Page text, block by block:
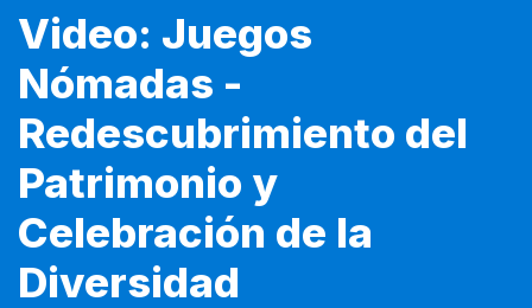
Video: Juegos
Nómadas -
Redescubrimiento del
Patrimonio y
Celebración de la
Diversidad